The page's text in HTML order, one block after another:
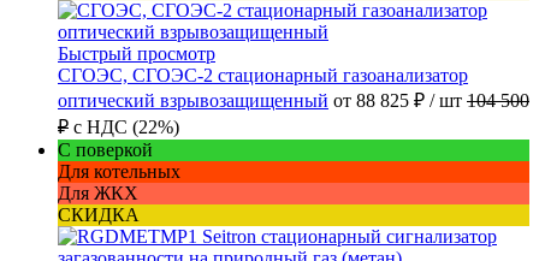
Быстрый просмотр
СГОЭС, СГОЭС-2 стационарный газоанализатор
оптический взрывозащищенный от 88 825 ₽ / шт 104 500
₽ с НДС (22%)
С поверкой
Для котельных
Для ЖКХ
СКИДКА